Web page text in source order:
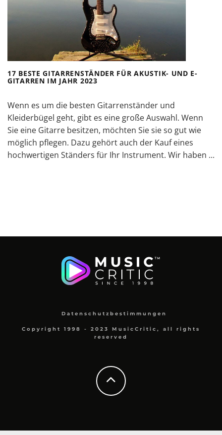
17 BESTE GITARRENSTÄNDER FÜR AKUSTIK- UND E-
GITARREN IM JAHR 2023
Wenn es um die besten Gitarrenständer und
Kleiderbügel geht, gibt es eine große Auswahl. Wenn
Sie eine Gitarre besitzen, möchten Sie sie so gut wie
möglich pflegen. Dazu gehört auch der Kauf eines
hochwertigen Ständers für Ihr Instrument. Wir haben ...
Datenschutzbestimmungen
Copyright 1998 - 2023 MusicCritic, all rights
reserved